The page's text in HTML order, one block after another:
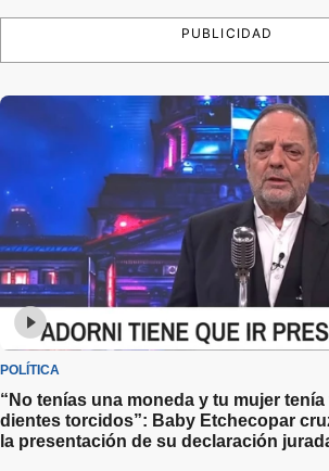
PUBLICIDAD
POLÍTICA
“No tenías una moneda y tu mujer
dientes torcidos”: Baby Etchecopar
la presentación de su declaración